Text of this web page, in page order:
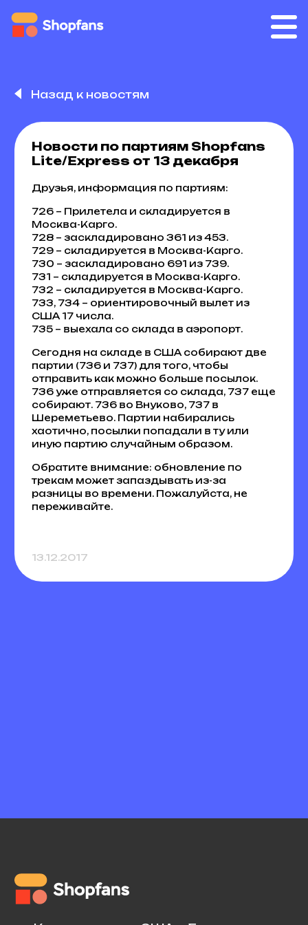
Назад к новостям
Новости по партиям Shopfans
Lite/Express от 13 декабря
Друзья, информация по партиям:
726 – Прилетела и складируется в
Москва-Карго.
728 – заскладировано 361 из 453.
729 – складируется в Москва-Карго.
730 – заскладировано 691 из 739.
731 – складируется в Москва-Карго.
732 – складируется в Москва-Карго.
733, 734 – ориентировочный вылет из
США 17 числа.
735 – выехала со склада в аэропорт.
Сегодня на складе в США собирают две
партии (736 и 737) для того, чтобы
отправить как можно больше посылок.
736 уже отправляется со склада, 737 еще
собирают. 736 во Внуково, 737 в
Шереметьево. Партии набирались
хаотично, посылки попадали в ту или
иную партию случайным образом.
Обратите внимание: обновление по
трекам может запаздывать из-за
разницы во времени. Пожалуйста, не
переживайте.
13.12.2017